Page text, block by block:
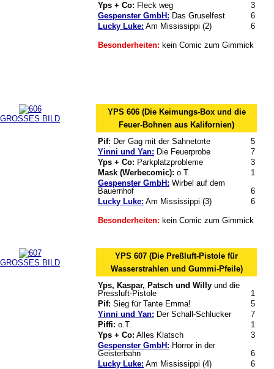
Yps + Co: Fleck weg
3
Gespenster GmbH: Das Gruselfest
6
Lucky Luke: Am Mississippi (2) 6
Besonderheiten: kein Comic zum Gimmick
GROSSES BILD
YPS 606 (Die Keimungs-Box und die
Feuer-Bohnen aus Kalifornien)
Pif: Der Gag mit der Sahnetorte
5
Yinni und Yan: Die Feuerprobe
7
Yps + Co: Parkplatzprobleme
3
Mask (Werbecomic): o.T.
1
Gespenster GmbH: Wirbel auf dem
Bauernhof
6
Lucky Luke: Am Mississippi (3) 6
Besonderheiten: kein Comic zum Gimmick
GROSSES BILD
YPS 607 (Die Preßluft-Pistole für
Wasserstrahlen und Gummi-Pfeile)
Yps, Kaspar, Patsch und Willy und die
Pressluft-Pistole
1
Pif: Sieg für Tante Emma!
5
Yinni und Yan: Der Schall-Schlucker
7
Piffi: o.T.
1
Yps + Co: Alles Klatsch
3
Gespenster GmbH: Horror in der
Geisterbahn
6
Lucky Luke: Am Mississippi (4) 6